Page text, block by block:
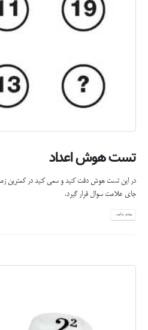
تست هوش اعداد
در این تست هوش دقت کنید و سعی کنید در کمترین
جای علامت سوال قرار گیرد.
بیشتر بدانید...